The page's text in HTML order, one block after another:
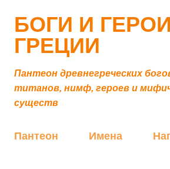
БОГИ И ГЕРОИ
ГРЕЦИИ
Пантеон древнегреческих
титанов, нимф, героев и
существ
Пантеон Имена